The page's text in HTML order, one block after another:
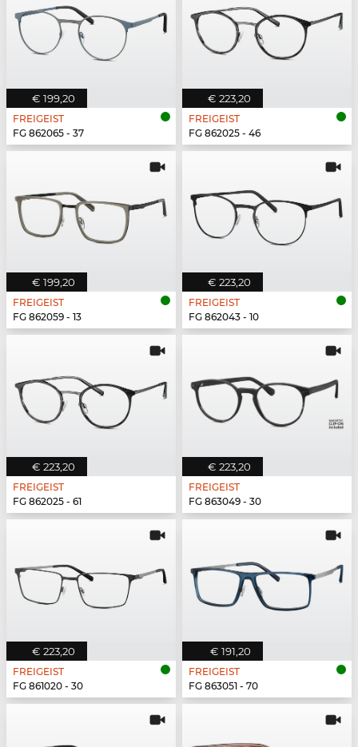
€ 199,20
FREIGEIST
FG 862065 - 37
€ 223,20
FREIGEIST
FG 862025 - 46
€ 199,20
FREIGEIST
FG 862059 - 13
€ 223,20
FREIGEIST
FG 862043 - 10
€ 223,20
FREIGEIST
FG 862025 - 61
€ 223,20
FREIGEIST
FG 863049 - 30
€ 223,20
FREIGEIST
FG 861020 - 30
€ 191,20
FREIGEIST
FG 863051 - 70